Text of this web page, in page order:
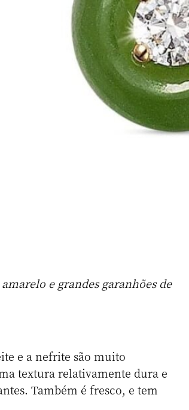
e grandes garanhões de
e a nefrite são muito
textura relativamente dura e
Também é fresco, e tem